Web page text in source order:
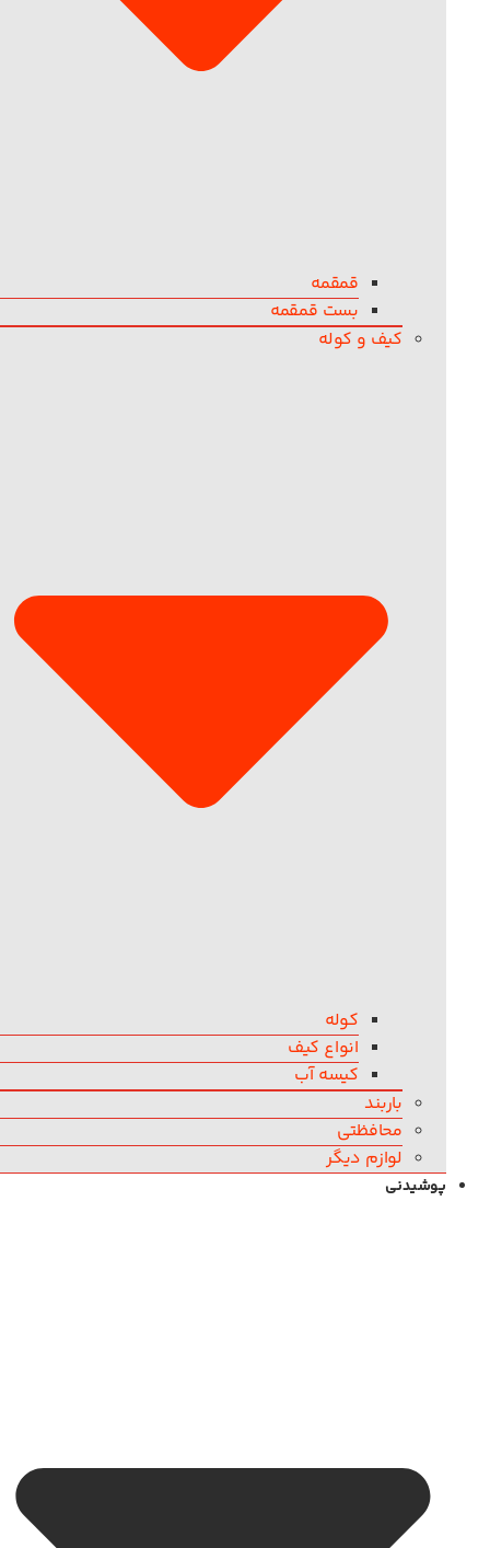
قمقمه
بست قمقمه
کیف و کوله
کوله
انواع کیف
کیسه آب
باربند
محافظتی
لوازم دیگر
پوشیدنی